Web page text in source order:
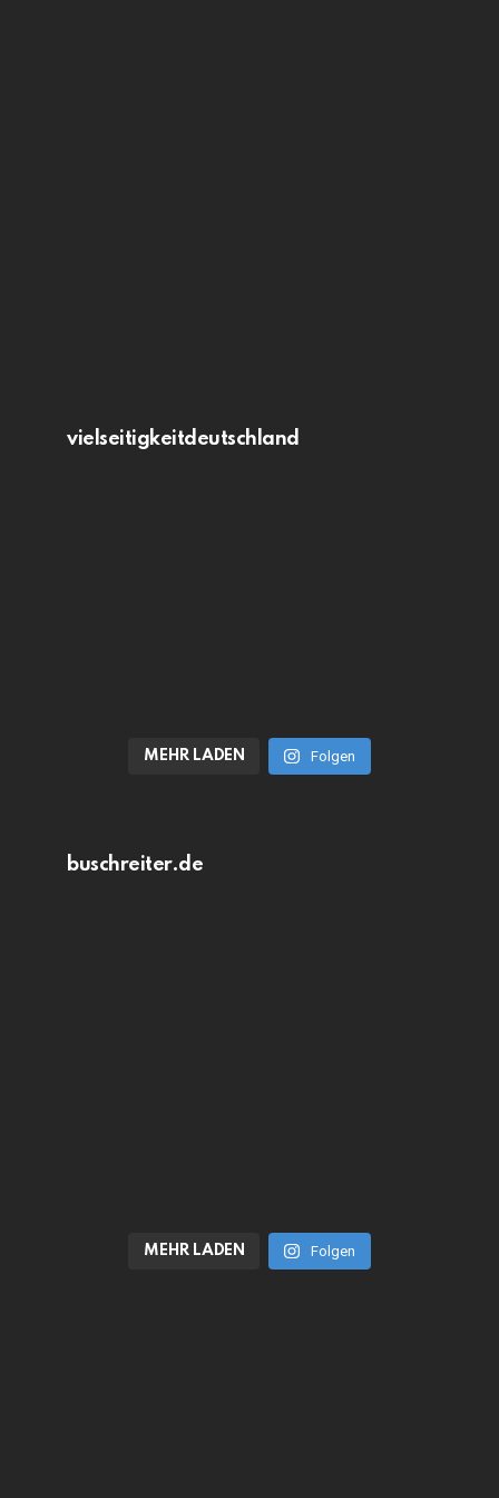
vielseitigkeitdeutschland
MEHR LADEN Folgen
buschreiter.de
MEHR LADEN Folgen